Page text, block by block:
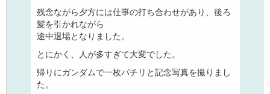
残念ながら夕方には仕事の打ち合わせがあり、後ろ
髪を引かれながら
途中退場となりました。
とにかく、人が多すぎて大変でした。
帰りにガンダムで一枚パチリと記念写真を撮りまし
た。